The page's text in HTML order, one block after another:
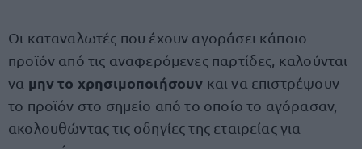
Οι καταναλωτές που έχουν αγοράσει κάποιο
προϊόν από τις αναφερόμενες παρτίδες, καλούνται
να μην το χρησιμοποιήσουν και να επιστρέψουν
το προϊόν στο σημείο από το οποίο το αγόρασαν,
ακολουθώντας τις οδηγίες της εταιρείας για